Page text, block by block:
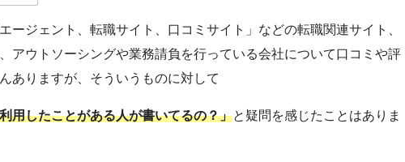
ージェント、転職サイト、口コミサイト」などの転職関連サイト、
アウトソーシングや業務請負を行っている会社について口コミや評
ありますが、そういうものに対して
用したことがある人が書いてるの？」と疑問を感じたことはありま